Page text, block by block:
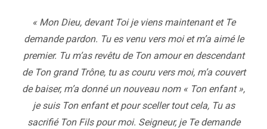
« Mon Dieu, devant Toi je viens maintenant et Te
demande pardon. Tu es venu vers moi et m’a aimé le
premier. Tu m’as revêtu de Ton amour en descendant
de Ton grand Trône, tu as couru vers moi, m’a couvert
de baiser, m’a donné un nouveau nom « Ton enfant »,
je suis Ton enfant et pour sceller tout cela, Tu as
sacrifié Ton Fils pour moi. Seigneur, je Te demande